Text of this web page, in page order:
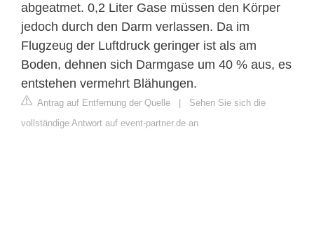
abgeatmet. 0,2 Liter Gase müssen den Körper
jedoch durch den Darm verlassen. Da im
Flugzeug der Luftdruck geringer ist als am
Boden, dehnen sich Darmgase um 40 % aus, es
entstehen vermehrt Blähungen.
Antrag auf Entfernung der Quelle
Sehen Sie sich die
vollständige Antwort auf event-partner.de an